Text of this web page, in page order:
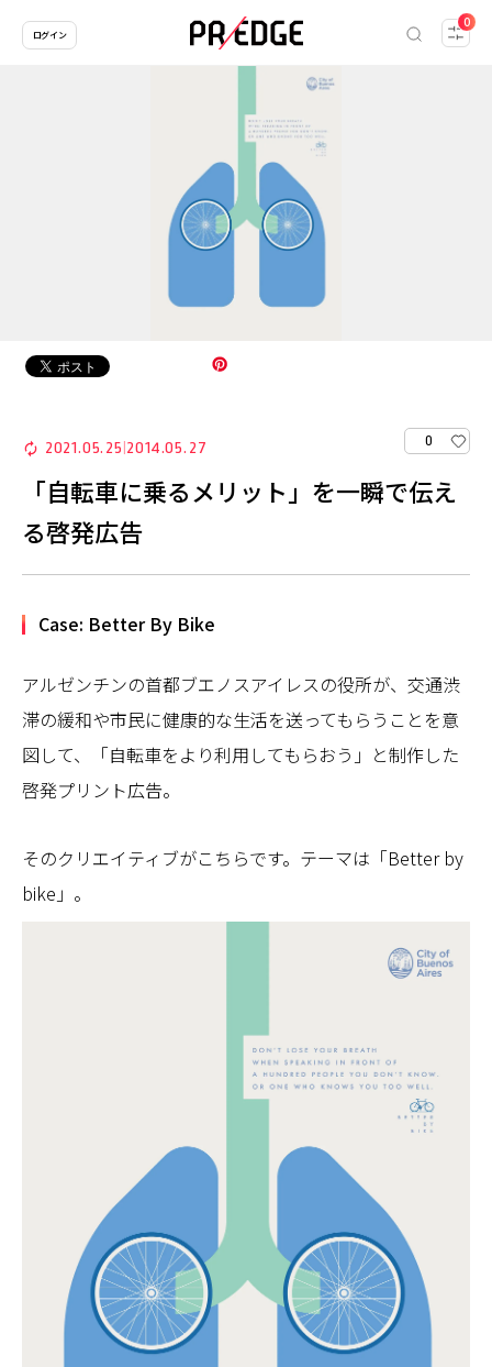
0
ログイン
2021.05.25 2014.05.27 0
「自転車に乗るメリット」を一瞬で伝え
る啓発広告
Case: Better By Bike
アルゼンチンの首都ブエノスアイレスの役所が、交通渋
滞の緩和や市民に健康的な生活を送ってもらうことを意
図して、「自転車をより利用してもらおう」と制作した
啓発プリント広告。
そのクリエイティブがこちらです。テーマは「Better by
bike」。